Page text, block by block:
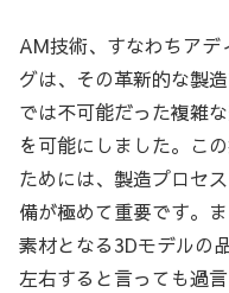
AM技術、すなわちアデ
グは、その革新的な製
では不可能だった複雑
を可能にしました。こ
ためには、製造プロセ
備が極めて重要です。
素材となる3Dモデルの
左右すると言っても過